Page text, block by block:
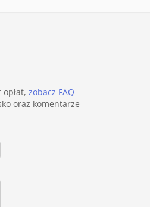
zobacz FAQ
oraz komentarze